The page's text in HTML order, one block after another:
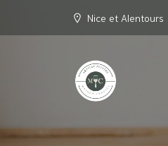
Nice et Alentours